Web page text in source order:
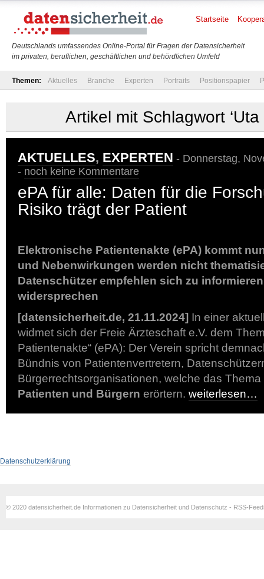
Deutschlands umfassendes Online-Portal für Fragen der Datensicherheit
im privaten, beruflichen, geschäftlichen und behördlichen Umfeld
Startseite
Themen: Aktuelles Branche Experten Portraits Positionspapier
Artikel mit Schlagwort ‘Uta
AKTUELLES, EXPERTEN - Donnerstag,
- noch keine Kommentare
ePA für alle: Daten für die
Risiko trägt der Patient
Elektronische Patientenakte (ePA) kommt
und Nebenwirkungen werden nicht
Datenschützer empfehlen sich zu
widersprechen
[datensicherheit.de, 21.11.2024] In einer
widmet sich der Freie Ärzteschaft e.V. dem
Patientenakte“ (ePA): Der Verein spricht
Bündnis von Patientenvertretern,
Bürgerrechtsorganisationen, welche das Thema
Patienten und Bürgern erörtern. weiterlesen…
Datenschutzerklärung
© 2020 datensicherheit.de Informationen zu Datensicherheit und Datenschutz - RSS-